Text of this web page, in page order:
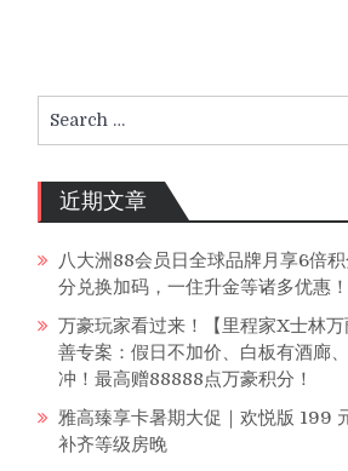
for:
近期文章
八大洲88会员日全球品牌月享6倍
分兑换加码，一住升金等诸多优惠！
万豪玩家看过来！【里程家X士林
善专案：假日不加价、白板有酒廊
冲！最高赠88888点万豪积分！
雅高臻享卡暑期大促｜欢悦版 199
补齐等级房晚